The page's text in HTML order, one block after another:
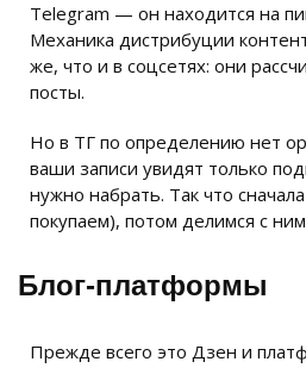
Telegram — он находится на
Механика дистрибуции
же, что и в соцсетях: они
посты.
Но в ТГ по определению нет
ваши записи увидят только
нужно набрать. Так что
покупаем), потом делимся с
Блог-платформы
Прежде всего это Дзен и